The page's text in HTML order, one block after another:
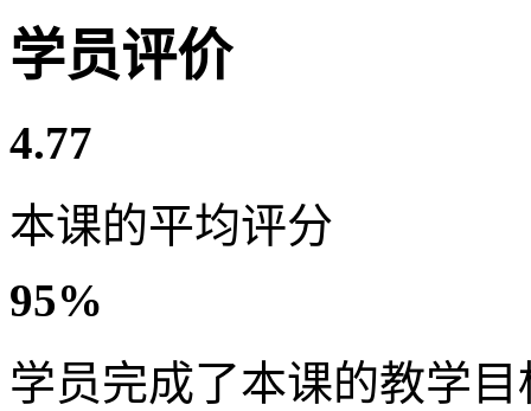
学员评价
4.77
本课的平均评分
95%
学员完成了本课的教学目